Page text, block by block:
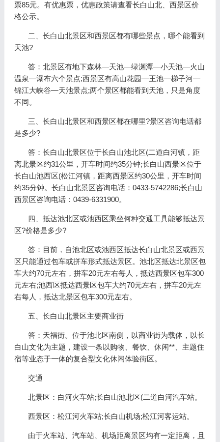
票85元。有优惠票，优惠政策请查看长白山北、西景区价
格公示。
二、长白山北景区和西景区都有哪些景点，哪个能看到
天池?
答：北景区有地下森林—天池—绿渊潭—小天池—火山
温泉—瀑布六个景点;西景区有高山花园—王池—梯子河—
锦江大峡谷—天池景点;两个景区都能看到天池，只是角度
不同。
三、长白山北景区和西景区都在哪里?景区咨询电话都
是多少?
答：长白山北景区位于长白山池北区(二道白河镇，距
离北景区约31公里，开车时间约35分钟;长白山西景区位于
长白山池西区(松江河镇，距离西景区约30公里，开车时间
约35分钟。长白山北景区咨询电话：0433-5742286;长白山
西景区咨询电话：0439-6331900。
四、抵达池北区或池西区乘坐何种交通工具能够抵达景
区?价格是多少?
答：目前，自池北区或池西区抵达长白山北景区或西景
区只能通过包车或拼车形式抵达景区。池北区抵达北景区包
车大约70元左右，拼车20元左右每人，抵达西景区包车300
元左右;池西区抵达西景区包车大约70元左右，拼车20元左
右每人，抵达北景区包车300元左右。
五、长白山北景区主要商业街
答：天福街。位于池北区南侧，以商业街为载体，以长
白山文化为主题，建设一条以购物、餐饮、休闲**、主题住
宿等业态于一体的复合型文化休闲体验街区。
交通
北景区：白河火车站;长白山池北区(二道白河汽车站。
西景区：松江河火车站;长白山机场;松江河客运站。
由于火车站、汽车站、机场距离景区均有一定距离，且